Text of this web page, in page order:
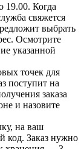
19.00. Когда
свяжется
выбрать
Осмотрите
указанной
точек для
поступит на
заказа
и назовите
на ваш
код. Заказ нужно